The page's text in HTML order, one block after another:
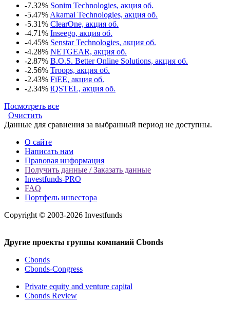
-7.32% Sonim Technologies, акция об.
-5.47% Akamai Technologies, акция об.
-5.31% ClearOne, акция об.
-4.71% Inseego, акция об.
-4.45% Senstar Technologies, акция об.
-4.28% NETGEAR, акция об.
-2.87% B.O.S. Better Online Solutions, акция об.
-2.56% Troops, акция об.
-2.43% FiEE, акция об.
-2.34% iQSTEL, акция об.
Посмотреть все
Очистить
Данные для сравнения за выбранный период не доступны.
О сайте
Написать нам
Правовая информация
Получить данные / Заказать данные
Investfunds-PRO
FAQ
Портфель инвестора
Copyright © 2003-2026 Investfunds
Другие проекты группы компаний Cbonds
Cbonds
Cbonds-Congress
Private equity and venture capital
Cbonds Review